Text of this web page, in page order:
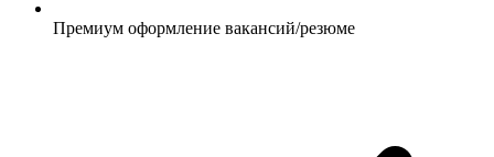
Премиум оформление вакансий/резюме